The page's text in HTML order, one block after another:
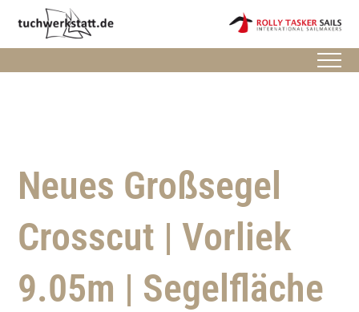
Neues Großsegel
Crosscut | Vorliek
9.05m | Segelfläche